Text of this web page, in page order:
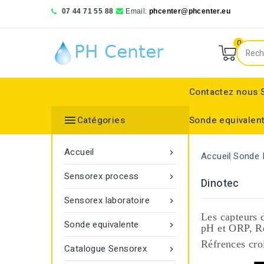
07 44 71 55 88 Email: phcenter@phcenter.eu
0
Contactez nous
Sonde
Catégories

Accueil

Sensorex process

Sensorex laboratoire

Sonde equivalente

Catalogue Sensorex
Accueil Sonde
Dinotec
Les capteurs
pH et ORP,
Réfrences